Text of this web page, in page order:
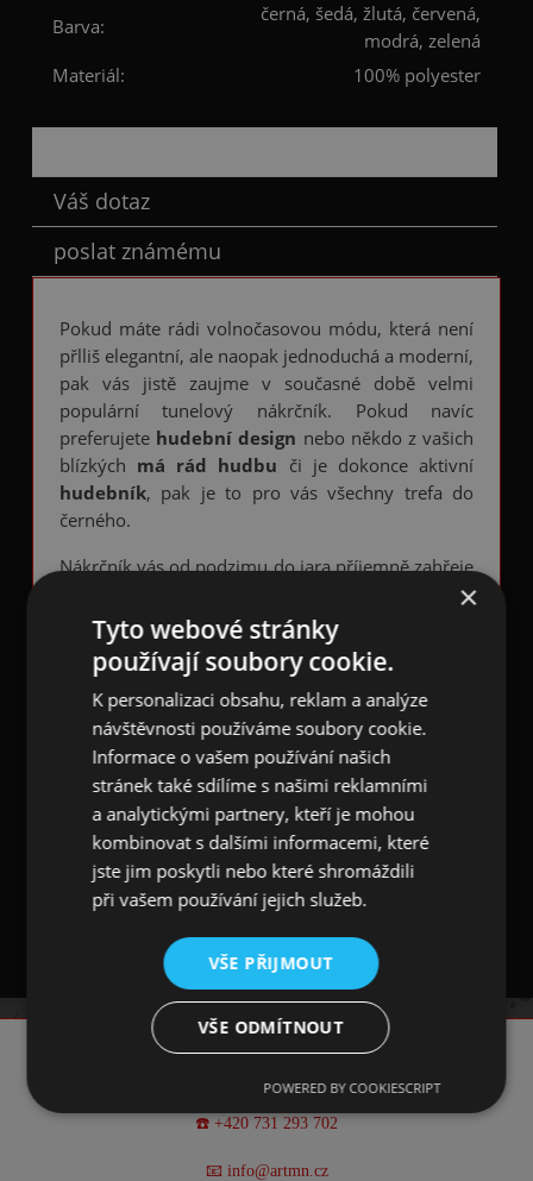
Barva:
černá, šedá, žlutá, červená,
modrá, zelená
Materiál:
100% polyester
Váš dotaz
poslat známému
Pokud máte rádi volnočasovou módu, která není
přlliš elegantní, ale naopak jednoduchá a moderní,
pak vás jistě zaujme v současné době velmi
populární tunelový nákrčník. Pokud navíc
preferujete hudební design nebo někdo z vašich
blízkých má rád hudbu či je dokonce aktivní
hudebník, pak je to pro vás všechny trefa do
černého.
Nákrčník vás od podzimu do jara příjemně zahřeje
a může vám také nahradit čepici nebo čelenku,
když je zapomenete doma. Lze jej použít také jako
potítko nebo gumičku do vlasů. Při sportovní
aktivitě dobře odvádí pot.
Hudební tunelový šátek nákrčníkje vyroben z
jersey materiálu z polyesteru. Má černou barvu a
je potištěn mnoha malými
barevnými půlovými
notami, celými notami, osminovými notami a
šestnáctinovými notamivelkými 1,3 cm. Vnitřní
strana nákrčníku je bílá nepotištěná.
Šátek má rozměr 25 x 50 cm.
KONTAKT
☎️ +420 731 293 702
📧 info@artmn.cz
×
Tyto webové stránky
používají soubory cookie.
K personalizaci obsahu, reklam a analýze
návštěvnosti používáme soubory cookie.
Informace o vašem používání našich
stránek také sdílíme s našimi reklamními
a analytickými partnery, kteří je mohou
kombinovat s dalšími informacemi, které
jste jim poskytli nebo které shromáždili
při vašem používání jejich služeb.
VŠE PŘIJMOUT
VŠE ODMÍTNOUT
POWERED BY COOKIESCRIPT